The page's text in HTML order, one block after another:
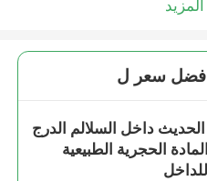
سعر ل
الحديث داخل السلالم الدرج
الحجرية الطبيعية